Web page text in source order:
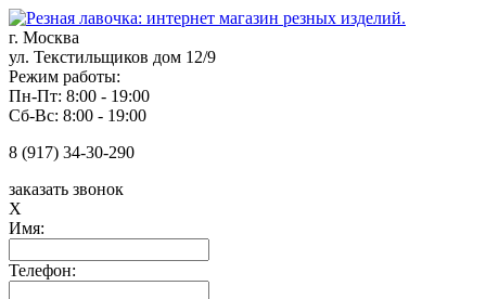
г. Москва
ул. Текстильщиков дом 12/9
Режим работы:
Пн-Пт: 8:00 - 19:00
Сб-Вс: 8:00 - 19:00
8 (917) 34-30-290
заказать звонок
X
Имя:
Телефон: